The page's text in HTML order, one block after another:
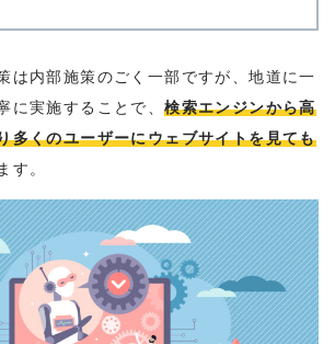
は内部施策のごく一部ですが、地道に一
に実施することで、検索エンジンから高
多くのユーザーにウェブサイトを見ても
す。